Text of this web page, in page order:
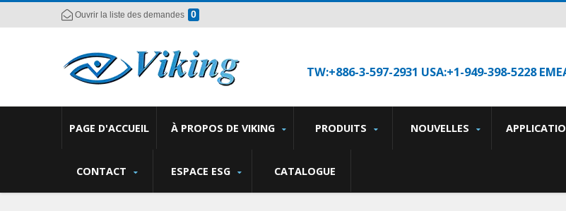
Ouvrir la liste des demandes 0
TW:+886-3-597-2931 USA:+1-949-398-5228
PAGE D'ACCUEIL À PROPOS DE VIKING PRODUITS NOUVELLES
CONTACT ESPACE ESG CATALOGUE